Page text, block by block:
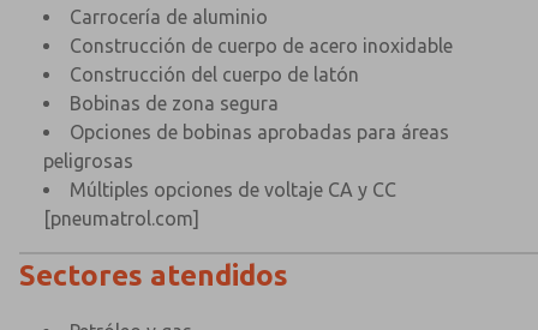
Carrocería de aluminio
Construcción de cuerpo de acero inoxidable
Construcción del cuerpo de latón
Bobinas de zona segura
Opciones de bobinas aprobadas para áreas
peligrosas
Múltiples opciones de voltaje CA y CC
[pneumatrol.com]
Sectores atendidos